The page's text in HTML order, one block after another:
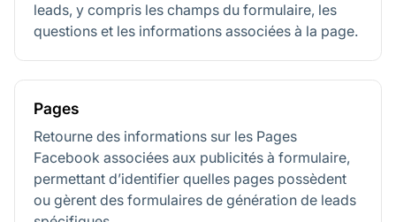
leads, y compris les champs du formulaire, les
questions et les informations associées à la page.
Pages
Retourne des informations sur les Pages
Facebook associées aux publicités à formulaire,
permettant d’identifier quelles pages possèdent
ou gèrent des formulaires de génération de leads